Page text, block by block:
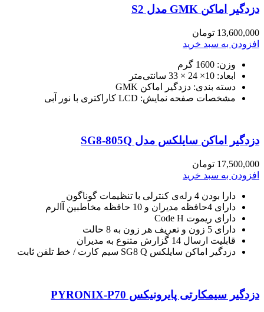
دزدگیر اماکن GMK مدل S2
13,600,000 تومان
افزودن به سبد خرید
وزن: 1600 گرم
ابعاد: 10× 24 × 33 سانتی‌متر
دسته بندی: دزدگیر اماکن GMK
مشخصات صفحه نمایش: LCD کاراکتری با نور آبی
دزدگیر اماکن سایلکس مدل SG8-805Q
17,500,000 تومان
افزودن به سبد خرید
دارا بودن 4 رله‌ی کنترلی با تنظیمات گوناگون
دارای 4حافظه مدیران و 10 حافظه مخاطبین آالرم
دارای ریموت Code H
دارای 5 زون و تعریف هر زون به 8 حالت
قابلیت ارسال 14 گزارش متنوع به مدیران
دزدگیر اماکن سایلکس SG8 Q سیم کارت / خط تلفن ثابت
دزدگیر سیمکارتی پایرونیکس PYRONIX-P70